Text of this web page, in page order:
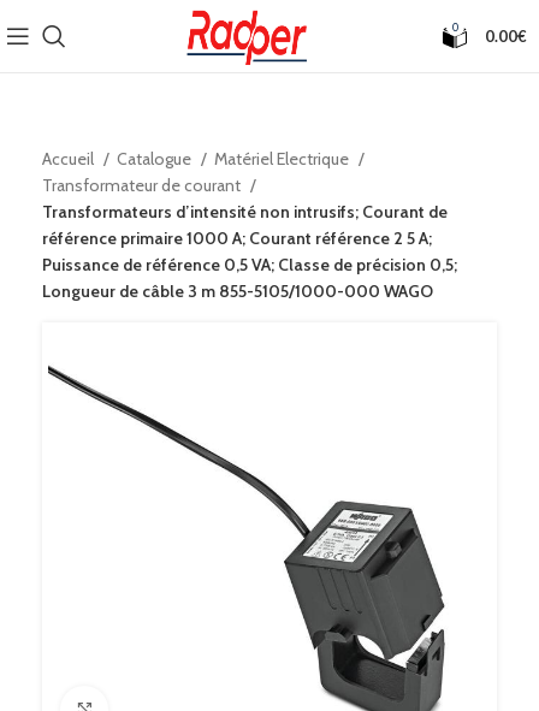
0 0.00€
Accueil Catalogue
Matériel Electrique
Transformateur de courant
Transformateurs d’intensité non intrusifs; Courant de
référence primaire 1000 A; Courant référence 2 5 A;
Puissance de référence 0,5 VA; Classe de précision 0,5;
Longueur de câble 3 m 855-5105/1000-000 WAGO